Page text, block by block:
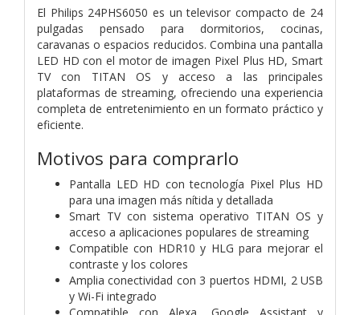
El Philips 24PHS6050 es un televisor compacto de 24
pulgadas pensado para dormitorios, cocinas,
caravanas o espacios reducidos. Combina una pantalla
LED HD con el motor de imagen Pixel Plus HD, Smart
TV con TITAN OS y acceso a las principales
plataformas de streaming, ofreciendo una experiencia
completa de entretenimiento en un formato práctico y
eficiente.
Motivos para comprarlo
Pantalla LED HD con tecnología Pixel Plus HD
para una imagen más nítida y detallada
Smart TV con sistema operativo TITAN OS y
acceso a aplicaciones populares de streaming
Compatible con HDR10 y HLG para mejorar el
contraste y los colores
Amplia conectividad con 3 puertos HDMI, 2 USB
y Wi-Fi integrado
Compatible con Alexa, Google Assistant y